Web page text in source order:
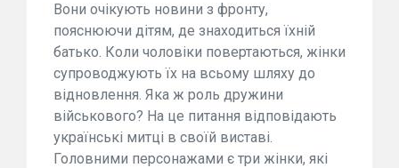
Вони очікують новини з фронту,
пояснюючи дітям, де знаходиться їхній
батько. Коли чоловіки повертаються, жінки
супроводжують їх на всьому шляху до
відновлення. Яка ж роль дружини
військового? На це питання відповідають
українські митці в своїй виставі.
Головними персонажами є три жінки, які